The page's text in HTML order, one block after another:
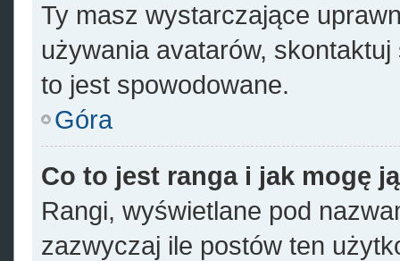
Ty masz wystarczające
używania avatarów,
to jest spowodowane.
Góra
Co to jest ranga i jak mogę
Rangi, wyświetlane pod
zazwyczaj ile postów ten